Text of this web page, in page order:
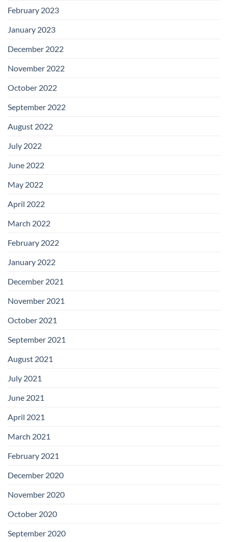
February 2023
January 2023
December 2022
November 2022
October 2022
September 2022
August 2022
July 2022
June 2022
May 2022
April 2022
March 2022
February 2022
January 2022
December 2021
November 2021
October 2021
September 2021
August 2021
July 2021
June 2021
April 2021
March 2021
February 2021
December 2020
November 2020
October 2020
September 2020